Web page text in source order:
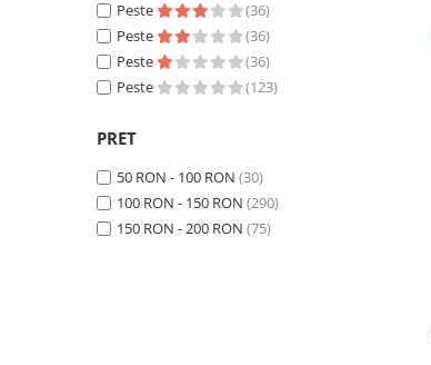
Peste
(36)
Peste
(36)
Peste
(36)
Peste
(123)
PRET
50 RON - 100 RON (30)
100 RON - 150 RON (290)
150 RON - 200 RON (75)